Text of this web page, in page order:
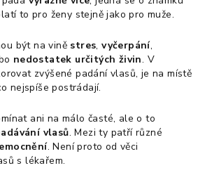
to pro ženy stejně jako pro muže.
být na vině stres,vyčerpání,
nedostatek určitých živin. V
zvýšené padání vlasů, je na místě
nejspíše postrádají.
ani na málo časté, ale o to
vlasů. Mezi ty patří různé
. Není proto od věci
s lékařem.